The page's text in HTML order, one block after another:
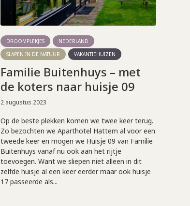
DROOMPLEKJES
NEDERLAND
SLAPEN IN DE NATUUR
VAKANTIEHUIZEN
Familie Buitenhuys – met
de koters naar huisje 09
2 augustus 2023
Op de beste plekken komen we twee keer terug.
Zo bezochten we Aparthotel Hattem al voor een
tweede keer en mogen we Huisje 09 van Familie
Buitenhuys vanaf nu ook aan het rijtje
toevoegen. Want we sliepen niet alleen in dit
zelfde huisje al een keer eerder maar ook huisje
17 passeerde als...